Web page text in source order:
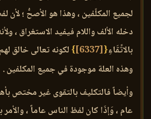
لجميع المكلّفين ، وهذا هو الأصحُّ ؛ لأن
دخله الألف واللام فيفيد الاستغراق ،
بالاتِّقَاءِ{
[6337]
} لكونه تعالى خالق
وهذه العلة موجودة في جميع المكلفين .
وأيضاً فالتكليف بالتقوى غير مختص
عام ، وَإذَا كان لفظ الناس عاماً ، والأمر